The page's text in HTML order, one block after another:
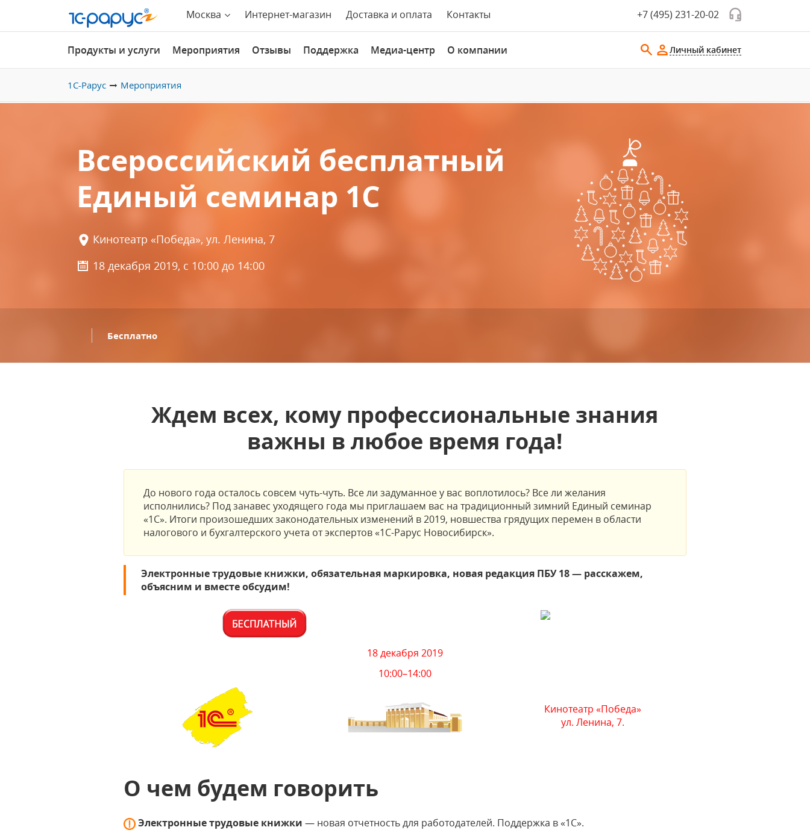
Москва Интернет-магазин Доставка и оплата Контакты +7 (495) 231-20-02
Продукты и услуги Мероприятия Отзывы Поддержка Медиа-центр О компании Личный кабинет
1С-Рарус Мероприятия
Всероссийский бесплатный
Единый семинар 1С
Кинотеатр «Победа», ул. Ленина, 7
18 декабря 2019, с 10:00 до 14:00
Бесплатно
Ждем всех, кому профессиональные знания
важны в любое время года!
До нового года осталось совсем чуть-чуть. Все ли задуманное у вас воплотилось? Все ли желания
исполнились? Под занавес уходящего года мы приглашаем вас на традиционный зимний Единый семинар
«1С». Итоги произошедших законодательных изменений в 2019, новшества грядущих перемен в области
налогового и бухгалтерского учета от экспертов «1С-Рарус Новосибирск».
Электронные трудовые книжки, обязательная маркировка, новая редакция ПБУ 18 — расскажем,
объясним и вместе обсудим!
18 декабря 2019
10:00–14:00
Кинотеатр «Победа»
ул. Ленина, 7.
О чем будем говорить
Электронные трудовые книжки — новая отчетность для работодателей. Поддержка в «1С».